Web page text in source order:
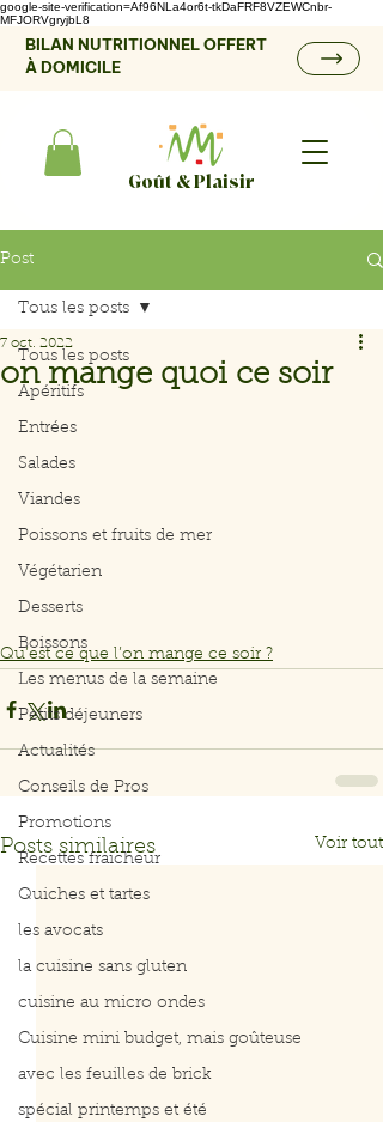
google-site-verification=Af96NLa4or6t-tkDaFRF8VZEWCnbr-
MFJORVgryjbL8
BILAN NUTRITIONNEL OFFERT
À DOMICILE
Goût & Plaisir
Post
Tous les posts
Apéritifs
Entrées
Salades
Viandes
Poissons et fruits de mer
Végétarien
Desserts
Boissons
Les menus de la semaine
Petits déjeuners
Actualités
Conseils de Pros
Promotions
Recettes fraicheur
Quiches et tartes
les avocats
la cuisine sans gluten
cuisine au micro ondes
Cuisine mini budget, mais goûteuse
avec les feuilles de brick
spécial printemps et été
Tous les posts
on mange quoi ce soir
7 oct. 2022
Qu’est ce que l’on mange ce soir ?
Posts similaires Voir tout